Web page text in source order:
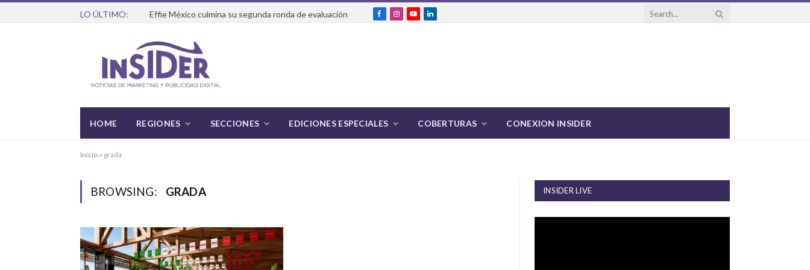
LO ÚLTIMO: Effie México culmina su segunda ronda de evaluación
FacebookInstagram
YouTubeLinkedIn
HOME REGIONES SECCIONES EDICIONES ESPECIALES COBERTURAS CONEXION INSIDER
Inicio » grada
BROWSING: GRADA INSIDER LIVE